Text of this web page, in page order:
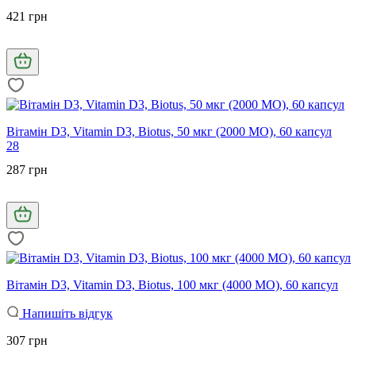
421 грн
Вітамін D3, Vitamin D3, Biotus, 50 мкг (2000 МО), 60 капсул
28
287 грн
Вітамін D3, Vitamin D3, Biotus, 100 мкг (4000 МО), 60 капсул
Напишіть відгук
307 грн